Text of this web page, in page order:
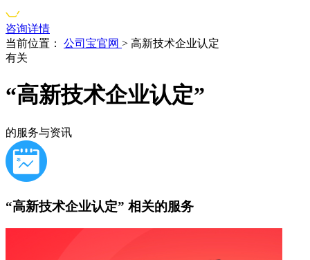
咨询详情
当前位置：
公司宝官网 > 高新技术企业认定
有关
“高新技术企业认定”
的服务与资讯
“高新技术企业认定” 相关的服务